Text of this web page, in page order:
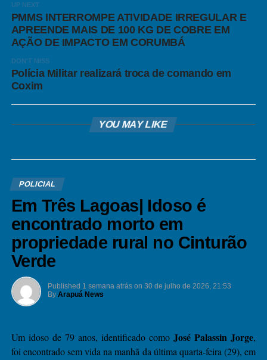
UP NEXT
PMMS INTERROMPE ATIVIDADE IRREGULAR E
APREENDE MAIS DE 100 KG DE COBRE EM
AÇÃO DE IMPACTO EM CORUMBÁ
DON'T MISS
Polícia Militar realizará troca de comando em
Coxim
YOU MAY LIKE
POLICIAL
Em Três Lagoas| Idoso é
encontrado morto em
propriedade rural no Cinturão
Verde
Published 1 semana atrás on 30 de julho de 2026, 21:53
By Arapuá News
Um idoso de 79 anos, identificado comoJosé Palassin Jorge,
foi encontrado sem vida na manhã da última quarta-feira (29), em